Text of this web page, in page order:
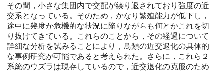
その間，小さな集団内で交配が繰り返されており強度の近
交系となっている。そのため，かなり繁殖能力が低下し，
途中に幾度か危機的な状況に陥りながらも何とかこれを切
り抜けてきている。これらのことから，その経過について
詳細な分析を試みることにより，鳥類の近交退化の具体的
な事例研究が可能であると考えられた。さらに，これら２
系統のウズラは現存しているので，近交退化の克服のため